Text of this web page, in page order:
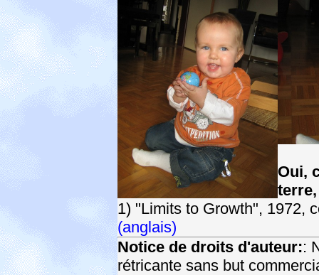
Oui,
1) "Limits to Growth", 1972,
(anglais)
Notice de droits d'auteur::
rétricante sans but